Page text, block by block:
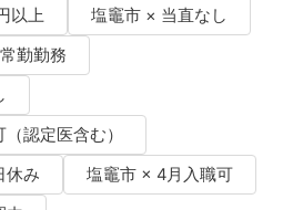
以上
塩竈市 × 当直なし
勤勤務
認定医含む）
休み
塩竈市 × 4月入職可